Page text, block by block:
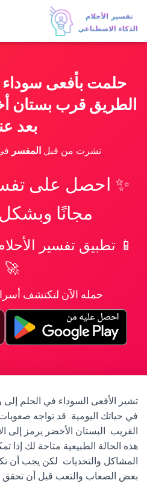
حلمت بأفعى
الطريق قرب بستان
بعد
نشرت من قبلالمفسر
✨ احصل على
مجانًا
🚀
حمله الآن لتكتشف
تشير الأفعى السوداء في الحلم
في حياتك اليومية. قد تواجه
القريب. البستان الأخضر يرمز إلى
هذه الحالة الطبيعية متاحة لك إذا
المشاكل والتحديات. لكن يجب أن
بعض الصعاب والتعب قبل أن تحقق